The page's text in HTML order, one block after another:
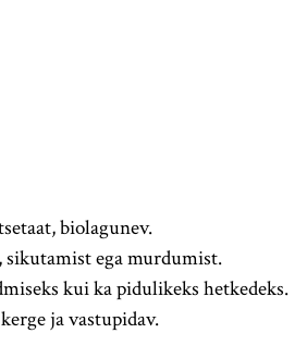
biolagunev.
ega murdumist.
kui ka pidulikeks hetkedeks.
ja vastupidav.